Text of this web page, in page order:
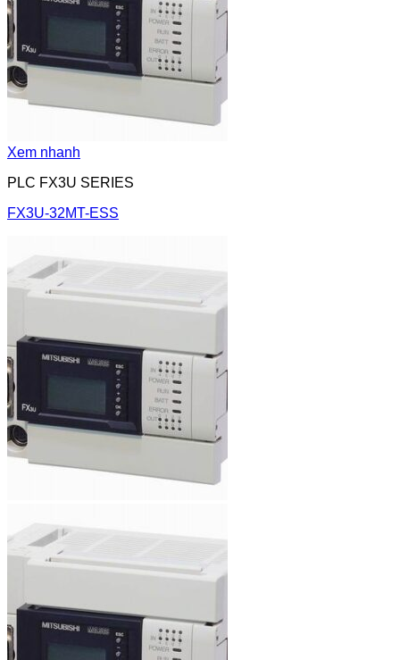
Xem nhanh
PLC FX3U SERIES
FX3U-32MT-ESS